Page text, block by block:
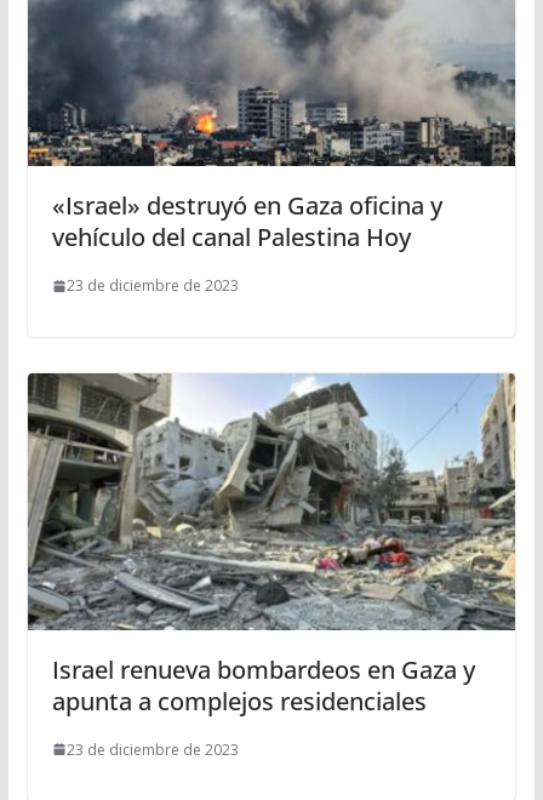
«Israel» destruyó en Gaza oficina y
vehículo del canal Palestina Hoy
23 de diciembre de 2023
Israel renueva bombardeos en Gaza y
apunta a complejos residenciales
23 de diciembre de 2023